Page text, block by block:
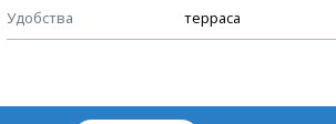
Удобства терраса
План кровли